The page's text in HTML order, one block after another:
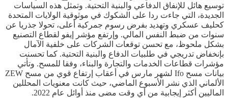
توسيع هائل للإنفاق الدفاعي والبنية التحتية. وتمثل هذه السياسات
الجديدة، التي جاءت ردا على الشكوك في موثوقية الولايات المتحدة
كحليف عسكري وتهديد بفرض رسوم جمركية أعلى، تحولا جذريا عن
سنوات من ضبط النفس المالي. وإرتفع مؤشر إيفو لقطاع التصنيع
بشكل ملحوظ، مع تحسن توقعات الشركات على خلفية الآمال
بإنخفاض تدريجي في طلبيات الدفاع والبنية التحتية. كما تحسنت
مؤشرات قطاعات الخدمات والتجارة والبناء، وفقا للمسح. وتأتي
بيانات مسح Ifo لشهر مارس في أعقاب إرتفاع قوي من مسح ZEW
الألماني الذي نشر الأسبوع الماضي، حيث كانت معنويات المحللين
الماليين أكثر إيجابية من أي وقت مضى منذ أوائل عام 2022.